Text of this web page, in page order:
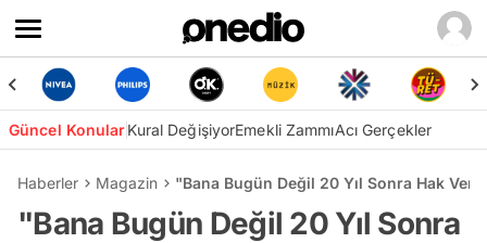
Güncel KonularKural DeğişiyorEmekli ZammıAcı Gerçekler
Haberler Magazin "Bana Bugün Değil 20 Yıl Sonra Hak
"Bana Bugün Değil 20 Yıl Sonra